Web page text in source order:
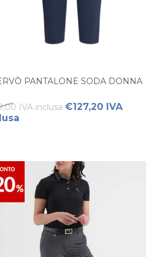
PANTALONE SODA DONNA
IVA inclusa €127,20 IVA